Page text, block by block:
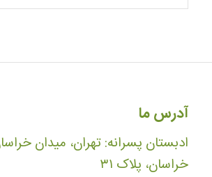
آدرس ما
ادبستان پسرانه: تهران، میدان
خراسان، پلاک ۳۱